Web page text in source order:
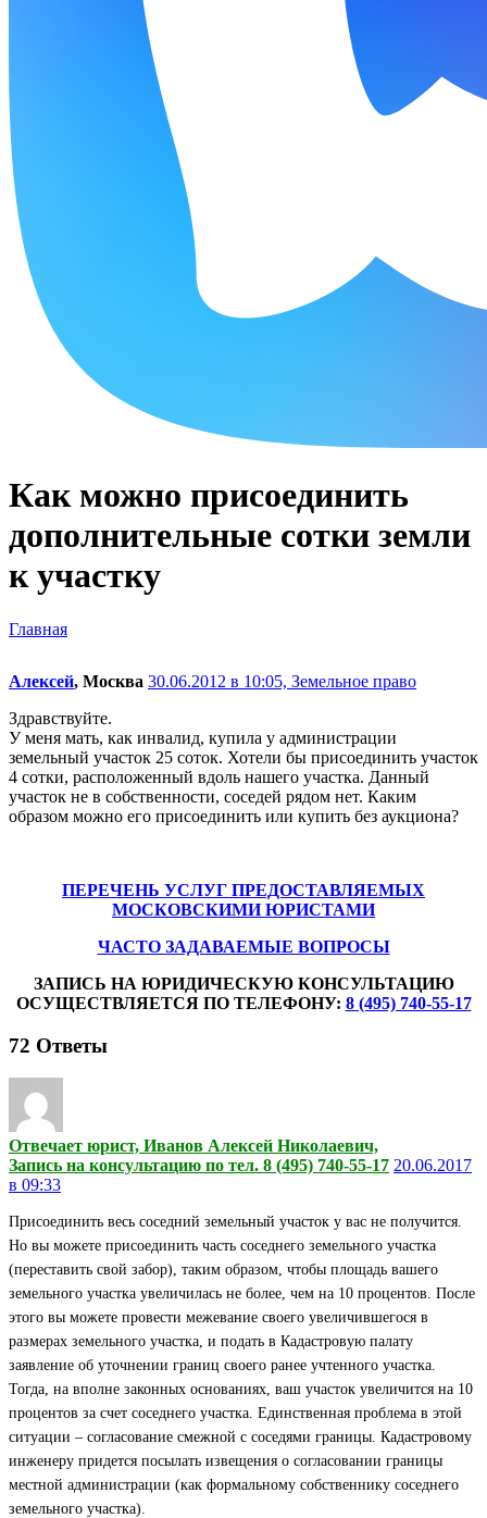
Как можно присоединить
дополнительные сотки земли
к участку
Главная
Алексей, Москва 30.06.2012 в 10:05, Земельное право
Здравствуйте.
У меня мать, как инвалид, купила у администрации
земельный участок 25 соток. Хотели бы присоединить участок
4 сотки, расположенный вдоль нашего участка. Данный
участок не в собственности, соседей рядом нет. Каким
образом можно его присоединить или купить без аукциона?
ПЕРЕЧЕНЬ УСЛУГ ПРЕДОСТАВЛЯЕМЫХ
МОСКОВСКИМИ ЮРИСТАМИ
ЧАСТО ЗАДАВАЕМЫЕ ВОПРОСЫ
ЗАПИСЬ НА ЮРИДИЧЕСКУЮ КОНСУЛЬТАЦИЮ
ОСУЩЕСТВЛЯЕТСЯ ПО ТЕЛЕФОНУ: 8 (495) 740-55-17
72 Ответы
Отвечает юрист, Иванов Алексей Николаевич,
Запись на консультацию по тел. 8 (495) 740-55-17 20.06.2017
в 09:33
Присоединить весь соседний земельный участок у вас не получится.
Но вы можете присоединить часть соседнего земельного участка
(переставить свой забор), таким образом, чтобы площадь вашего
земельного участка увеличилась не более, чем на 10 процентов. После
этого вы можете провести межевание своего увеличившегося в
размерах земельного участка, и подать в Кадастровую палату
заявление об уточнении границ своего ранее учтенного участка.
Тогда, на вполне законных основаниях, ваш участок увеличится на 10
процентов за счет соседнего участка. Единственная проблема в этой
ситуации – согласование смежной с соседями границы. Кадастровому
инженеру придется посылать извещения о согласовании границы
местной администрации (как формальному собственнику соседнего
земельного участка).